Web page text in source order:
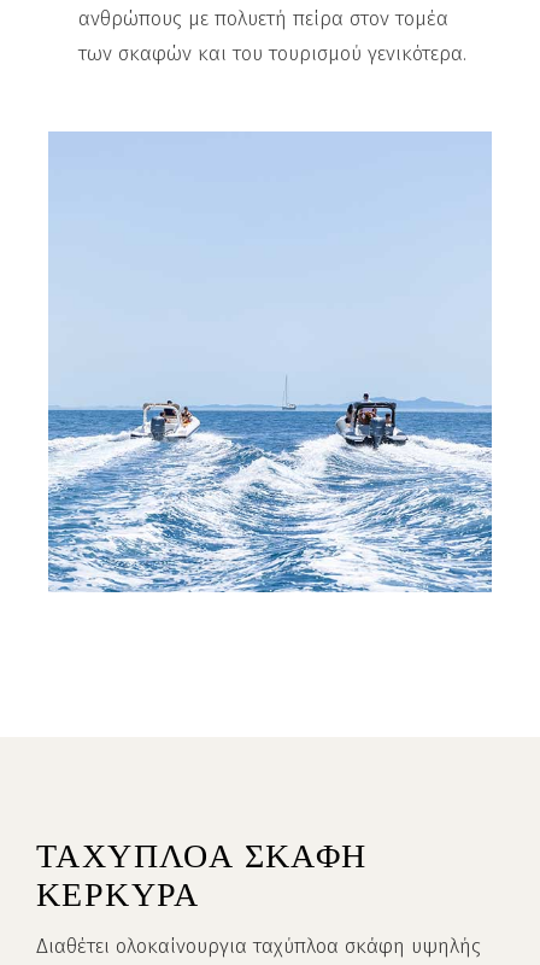
ανθρώπους με πολυετή πείρα στον τομέα
των σκαφών και του τουρισμού γενικότερα.
ΤΑΧΥΠΛΟΑ ΣΚΑΦΗ
ΚΕΡΚΥΡΑ
Διαθέτει ολοκαίνουργια ταχύπλοα σκάφη υψηλής